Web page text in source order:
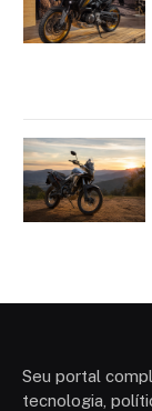
Seu portal
tecnologia,